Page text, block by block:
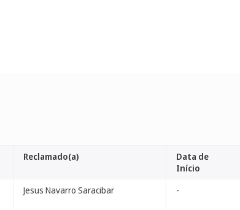
Reclamado(a)
Data de
Início
Jesus Navarro Saracibar -